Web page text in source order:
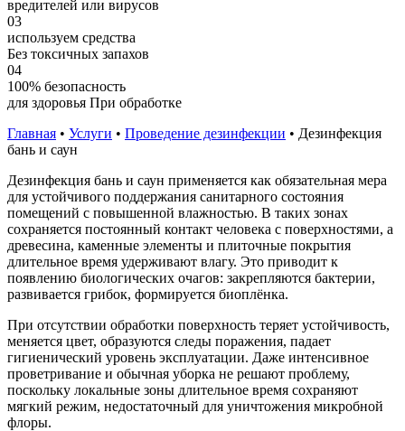
вредителей или вирусов
03
используем средства
Без токсичных запахов
04
100% безопасность
для здоровья При обработке
Главная • Услуги • Проведение дезинфекции • Дезинфекция
бань и саун
Дезинфекция бань и саун применяется как обязательная мера
для устойчивого поддержания санитарного состояния
помещений с повышенной влажностью. В таких зонах
сохраняется постоянный контакт человека с поверхностями, а
древесина, каменные элементы и плиточные покрытия
длительное время удерживают влагу. Это приводит к
появлению биологических очагов: закрепляются бактерии,
развивается грибок, формируется биоплёнка.
При отсутствии обработки поверхность теряет устойчивость,
меняется цвет, образуются следы поражения, падает
гигиенический уровень эксплуатации. Даже интенсивное
проветривание и обычная уборка не решают проблему,
поскольку локальные зоны длительное время сохраняют
мягкий режим, недостаточный для уничтожения микробной
флоры.